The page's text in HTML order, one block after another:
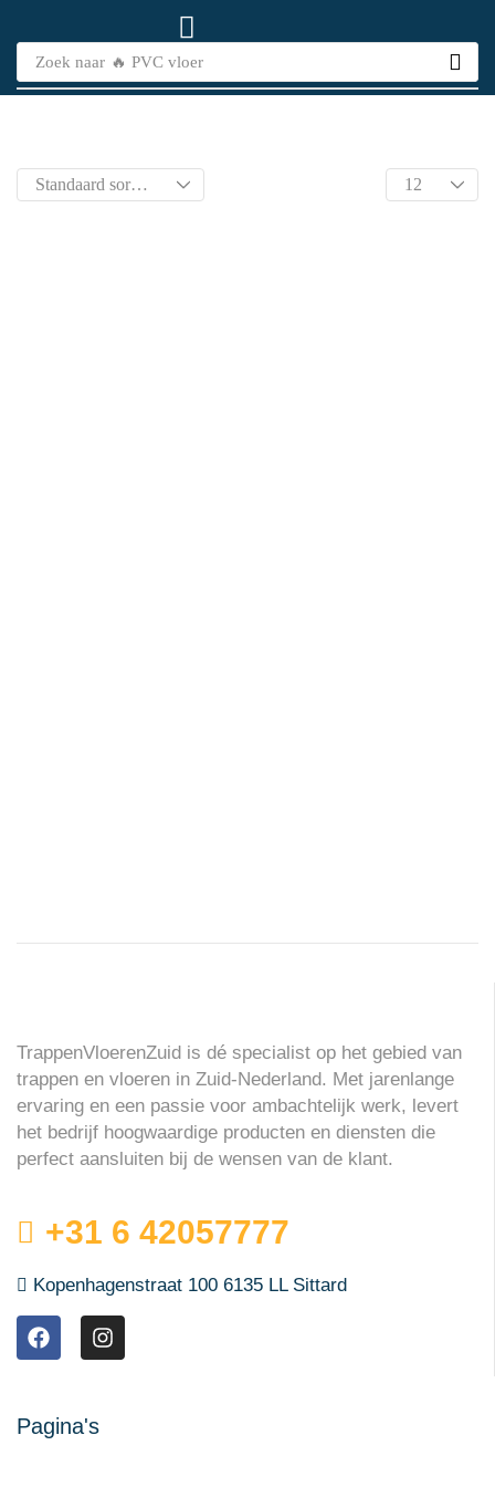
Zoek naar 🔥 PVC vloer
TrappenVloerenZuid is dé specialist op het gebied van
trappen en vloeren in Zuid-Nederland. Met jarenlange
ervaring en een passie voor ambachtelijk werk, levert
het bedrijf hoogwaardige producten en diensten die
perfect aansluiten bij de wensen van de klant.
+31 6 42057777
Kopenhagenstraat 100 6135 LL Sittard
Pagina's